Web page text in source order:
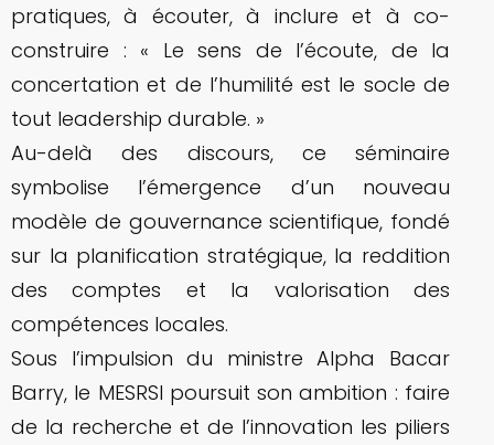
pratiques, à écouter, à inclure et à co-
construire : « Le sens de l’écoute, de la
concertation et de l’humilité est le socle de
tout leadership durable. »
Au-delà des discours, ce séminaire
symbolise l’émergence d’un nouveau
modèle de gouvernance scientifique, fondé
sur la planification stratégique, la reddition
des comptes et la valorisation des
compétences locales.
Sous l’impulsion du ministre Alpha Bacar
Barry, le MESRSI poursuit son ambition : faire
de la recherche et de l’innovation les piliers